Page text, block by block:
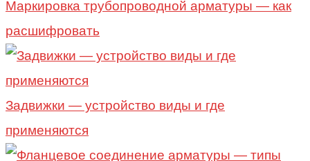
Маркировка трубопроводной арматуры — как
расшифровать
Задвижки — устройство виды и где
применяются